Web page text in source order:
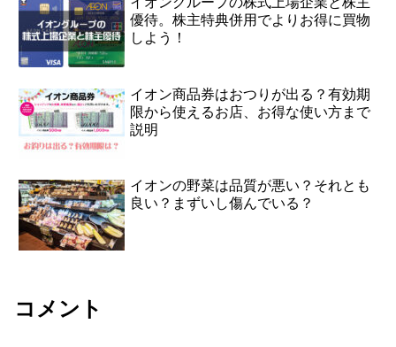
優待。株主特典併用でよりお得に買物
しよう！
イオン商品券はおつりが出る？有効期
限から使えるお店、お得な使い方まで
説明
イオンの野菜は品質が悪い？それとも
良い？まずいし傷んでいる？
コメント